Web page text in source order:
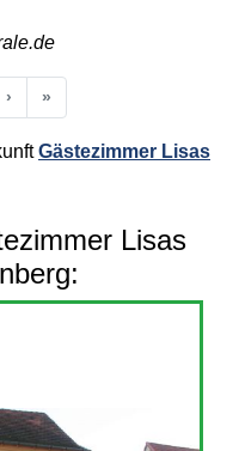
› Nächste
»
Gästezimmer Lisas
Lisas